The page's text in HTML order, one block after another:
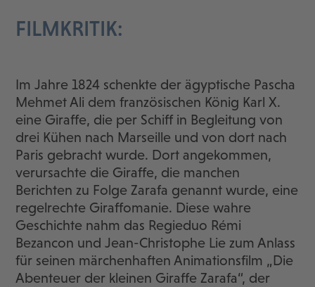
FILMKRITIK:
Im Jahre 1824 schenkte der ägyptische Pascha
Mehmet Ali dem französischen König Karl X.
eine Giraffe, die per Schiff in Begleitung von
drei Kühen nach Marseille und von dort nach
Paris gebracht wurde. Dort angekommen,
verursachte die Giraffe, die manchen
Berichten zu Folge Zarafa genannt wurde, eine
regelrechte Giraffomanie. Diese wahre
Geschichte nahm das Regieduo Rémi
Bezancon und Jean-Christophe Lie zum Anlass
für seinen märchenhaften Animationsfilm „Die
Abenteuer der kleinen Giraffe Zarafa“, der